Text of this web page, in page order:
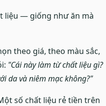
liệu — giống như ăn mà
theo giá, theo màu sắc,
"Cái này làm từ chất liệu gì?
da và niêm mạc không?"
số chất liệu rẻ tiền trên